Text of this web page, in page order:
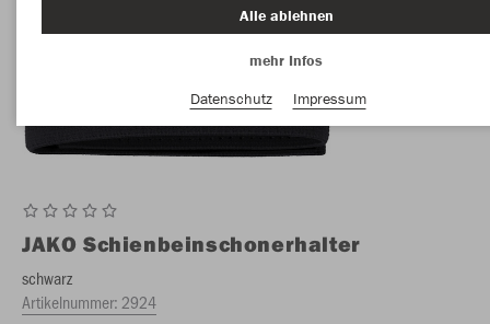
JAKO Schienbeinschonerhalter
schwarz
Artikelnummer: 2924
Alle ablehnen
mehr Infos
Datenschutz
Impressum